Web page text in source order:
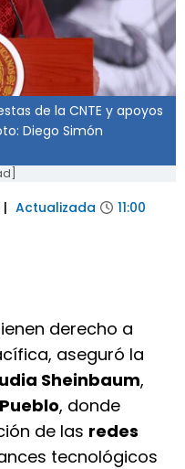
de la CNTE y apoyos
Diego Simón
| Actualizada 11:00
derecho a
aseguró la
Sheinbaum,
, donde
de las redes
tecnológicos